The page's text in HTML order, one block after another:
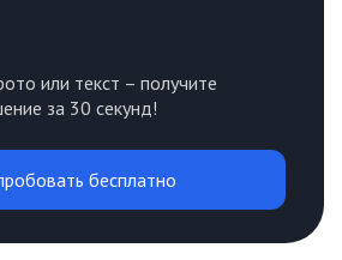
или текст – получите
за 30 секунд!
бесплатно